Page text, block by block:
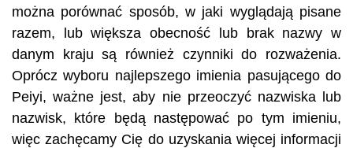
można porównać sposób, w jaki wyglądają pisane
razem, lub większa obecność lub brak nazwy w
danym kraju są również czynniki do rozważenia.
Oprócz wyboru najlepszego imienia pasującego do
Peiyi, ważne jest, aby nie przeoczyć nazwiska lub
nazwisk, które będą następować po tym imieniu,
więc zachęcamy Cię do uzyskania więcej informacji